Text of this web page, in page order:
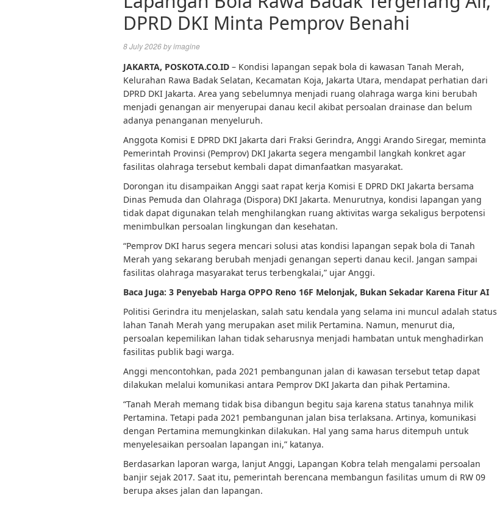
DPRD DKI Minta Pemprov Benahi
8 July 2026byimagine
JAKARTA, POSKOTA.CO.ID – Kondisi lapangan sepak bola di kawasan Tanah Merah,
Kelurahan Rawa Badak Selatan, Kecamatan Koja, Jakarta Utara, mendapat perhatian dari
DPRD DKI Jakarta. Area yang sebelumnya menjadi ruang olahraga warga kini berubah
menjadi genangan air menyerupai danau kecil akibat persoalan drainase dan belum
adanya penanganan menyeluruh.
Anggota Komisi E DPRD DKI Jakarta dari Fraksi Gerindra, Anggi Arando Siregar, meminta
Pemerintah Provinsi (Pemprov) DKI Jakarta segera mengambil langkah konkret agar
fasilitas olahraga tersebut kembali dapat dimanfaatkan masyarakat.
Dorongan itu disampaikan Anggi saat rapat kerja Komisi E DPRD DKI Jakarta bersama
Dinas Pemuda dan Olahraga (Dispora) DKI Jakarta. Menurutnya, kondisi lapangan yang
tidak dapat digunakan telah menghilangkan ruang aktivitas warga sekaligus berpotensi
menimbulkan persoalan lingkungan dan kesehatan.
“Pemprov DKI harus segera mencari solusi atas kondisi lapangan sepak bola di Tanah
Merah yang sekarang berubah menjadi genangan seperti danau kecil. Jangan sampai
fasilitas olahraga masyarakat terus terbengkalai,” ujar Anggi.
Baca Juga: 3 Penyebab Harga OPPO Reno 16F Melonjak, Bukan Sekadar Karena Fitur AI
Politisi Gerindra itu menjelaskan, salah satu kendala yang selama ini muncul adalah status
lahan Tanah Merah yang merupakan aset milik Pertamina. Namun, menurut dia,
persoalan kepemilikan lahan tidak seharusnya menjadi hambatan untuk menghadirkan
fasilitas publik bagi warga.
Anggi mencontohkan, pada 2021 pembangunan jalan di kawasan tersebut tetap dapat
dilakukan melalui komunikasi antara Pemprov DKI Jakarta dan pihak Pertamina.
“Tanah Merah memang tidak bisa dibangun begitu saja karena status tanahnya milik
Pertamina. Tetapi pada 2021 pembangunan jalan bisa terlaksana. Artinya, komunikasi
dengan Pertamina memungkinkan dilakukan. Hal yang sama harus ditempuh untuk
menyelesaikan persoalan lapangan ini,” katanya.
Berdasarkan laporan warga, lanjut Anggi, Lapangan Kobra telah mengalami persoalan
banjir sejak 2017. Saat itu, pemerintah berencana membangun fasilitas umum di RW 09
berupa akses jalan dan lapangan.